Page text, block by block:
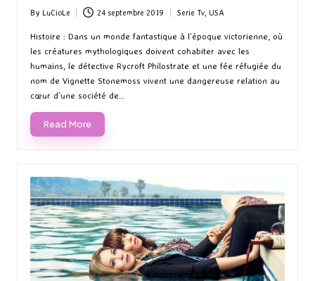
Posted
by
By LuCioLe 24 septembre 2019
Posted
in
Serie Tv, USA
Histoire : Dans un monde fantastique à l’époque victorienne, où
les créatures mythologiques doivent cohabiter avec les
humains, le détective Rycroft Philostrate et une fée réfugiée du
nom de Vignette Stonemoss vivent une dangereuse relation au
cœur d’une société de…
Read More